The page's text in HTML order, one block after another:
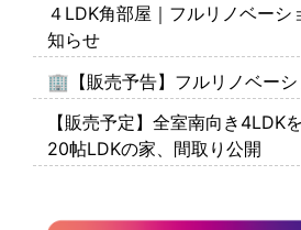
４LDK角部屋｜フルリノベーシ
知らせ
🏢【販売予告】フルリノベー
【販売予定】全室南向き4LDK
20帖LDKの家、間取り公開